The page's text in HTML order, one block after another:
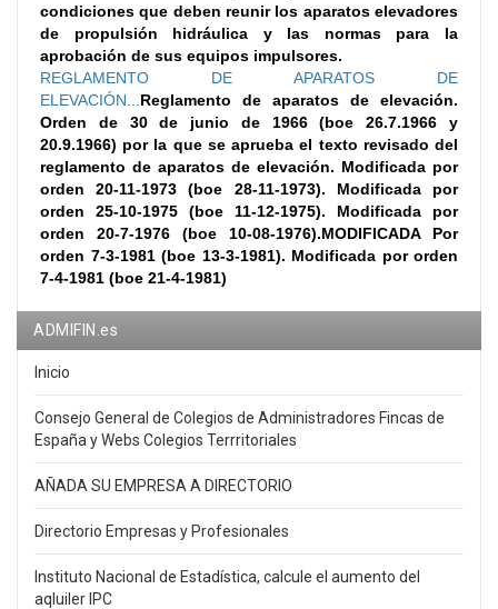
condiciones que deben reunir los aparatos elevadores
de propulsión hidráulica y las normas para la
aprobación de sus equipos impulsores.
REGLAMENTO DE APARATOS DE
ELEVACIÓN... Reglamento de aparatos de elevación.
Orden de 30 de junio de 1966 (boe 26.7.1966 y
20.9.1966) por la que se aprueba el texto revisado del
reglamento de aparatos de elevación. Modificada por
orden 20-11-1973 (boe 28-11-1973). Modificada por
orden 25-10-1975 (boe 11-12-1975). Modificada por
orden 20-7-1976 (boe 10-08-1976).MODIFICADA Por
orden 7-3-1981 (boe 13-3-1981). Modificada por orden
7-4-1981 (boe 21-4-1981)
ADMIFIN.es
Inicio
Consejo General de Colegios de Administradores Fincas de
España y Webs Colegios Terrritoriales
AÑADA SU EMPRESA A DIRECTORIO
Directorio Empresas y Profesionales
Instituto Nacional de Estadística, calcule el aumento del
aqluiler IPC